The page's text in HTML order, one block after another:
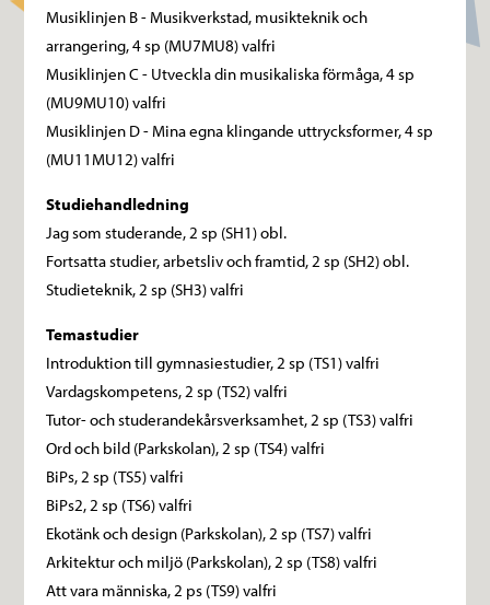
Musiklinjen B - Musikverkstad, musikteknik och
arrangering, 4 sp (MU7MU8) valfri
Musiklinjen C - Utveckla din musikaliska förmåga, 4 sp
(MU9MU10) valfri
Musiklinjen D - Mina egna klingande uttrycksformer, 4 sp
(MU11MU12) valfri
Studiehandledning
Jag som studerande, 2 sp (SH1) obl.
Fortsatta studier, arbetsliv och framtid, 2 sp (SH2) obl.
Studieteknik, 2 sp (SH3) valfri
Temastudier
Introduktion till gymnasiestudier, 2 sp (TS1) valfri
Vardagskompetens, 2 sp (TS2) valfri
Tutor- och studerandekårsverksamhet, 2 sp (TS3) valfri
Ord och bild (Parkskolan), 2 sp (TS4) valfri
BiPs, 2 sp (TS5) valfri
BiPs2, 2 sp (TS6) valfri
Ekotänk och design (Parkskolan), 2 sp (TS7) valfri
Arkitektur och miljö (Parkskolan), 2 sp (TS8) valfri
Att vara människa, 2 ps (TS9) valfri